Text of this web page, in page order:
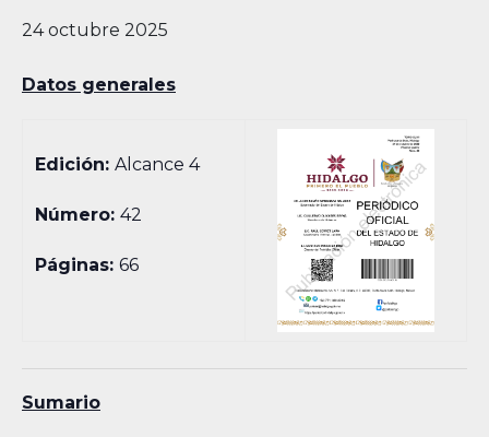
24 octubre 2025
Datos generales
Edición:Alcance 4
Número:42
Páginas:66
Sumario